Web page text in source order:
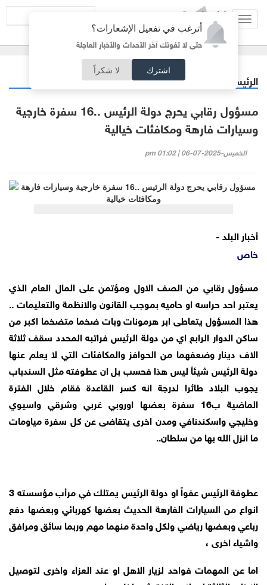
أترغب في تفعيل الإشعارات؟
حتى لا تفوتك آخر الأحداث والأخبار العاجلة
اشترك لا شكراً
الرئيسية ملفات ساخنة
مسؤول رقابي يحرج دولة الرئيس ..16 سفرة خارجية
وسيارات فارهة ومكافئات خيالية
الخميس-2025-07-06 | 01:02 pm
أخبار البلد -
خاص
مسؤول رقابي من الصف الاول ومؤتمن على المال العام الذي
يعتبر احد حراسه او حاميه بموجب القانون والانظمة والتعليمات ..
هذا المسؤول يتعاطى ابر هرمونات وبات ضخما متضخما اكبر من
ساكن الدوار الرابع اي من دولة الرئيس فراتبه المحدد سقف ثلاثة
الاف دينار وضعفهما من الحوافز والمكافئات التي لا يعلم عنها
دولة الرئيس شيئاً ليس هذا فحسب بل ان عطوفته مثل السندباب
يجوب البلاد طائرا لدرجة انه كسر القاعدة فقام خلال الفترة
الماضية ب16 سفرة بعضها اوروبي غربي وشرقي واسيوي
وخليجي واسكندنافي ومدن اخرى يتقاضى عن كل سفرة مياومات
ما انزل الله بها من سلطان..
عطوفة الرئيس عفواً او دولة الرئيس يمتلك في مرأب مؤسسته 3
انواع من السيارات الفارهة الحديث بعضها كهربائي وبعضها دفع
رباعي وبعضها رياضي ولكل واحدة منهما مهم وربما سائق ومرافق
واشياء اخرى ،
اما عن المهمات فواحد لزيار الاهل او عند العزاء واخرى لتوصيل